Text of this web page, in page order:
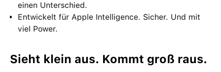
einen Unter­schied.
Entwickelt für Apple Intelligence. Sicher. Und mit
viel Power.
Sieht klein aus. Kommt groß raus.